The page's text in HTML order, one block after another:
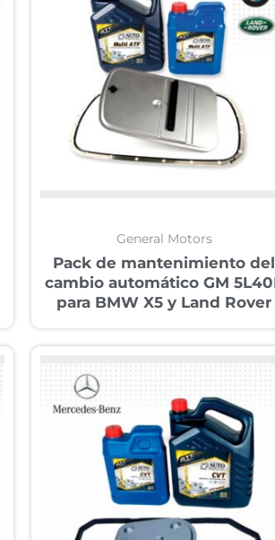
General Motors
Pack de mantenimiento del
cambio automático GM
para BMW X5 y Land Rover